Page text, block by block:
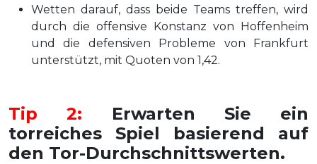
Wetten darauf, dass beide Teams treffen, wird
durch die offensive Konstanz von Hoffenheim
und die defensiven Probleme von Frankfurt
unterstützt, mit Quoten von 1,42.
Tip 2: Erwarten Sie ein
torreiches Spiel basierend auf
den Tor-Durchschnittswerten.